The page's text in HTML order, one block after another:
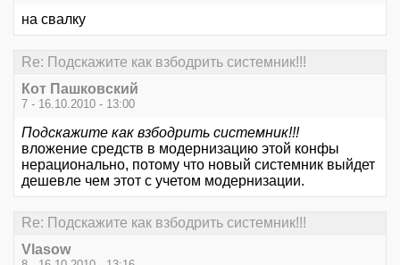
на свалку
Re: Подскажите как взбодрить системник!!!
Кот Пашковский
7 - 16.10.2010 - 13:00
Подскажите как взбодрить системник!!!
вложение средств в модернизацию этой конфы
нерационально, потому что новый системник выйдет
дешевле чем этот с учетом модернизации.
Re: Подскажите как взбодрить системник!!!
Vlasow